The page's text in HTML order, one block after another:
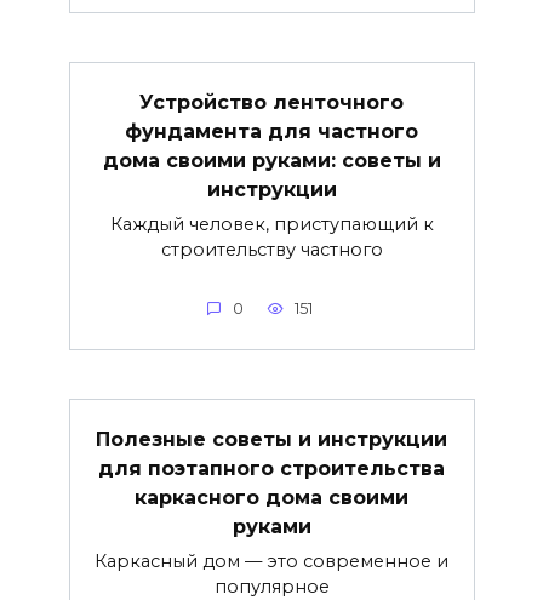
Устройство ленточного
фундамента для частного
дома своими руками: советы и
инструкции
Каждый человек, приступающий к
строительству частного
0 151
Полезные советы и инструкции
для поэтапного строительства
каркасного дома своими
руками
Каркасный дом — это современное и
популярное